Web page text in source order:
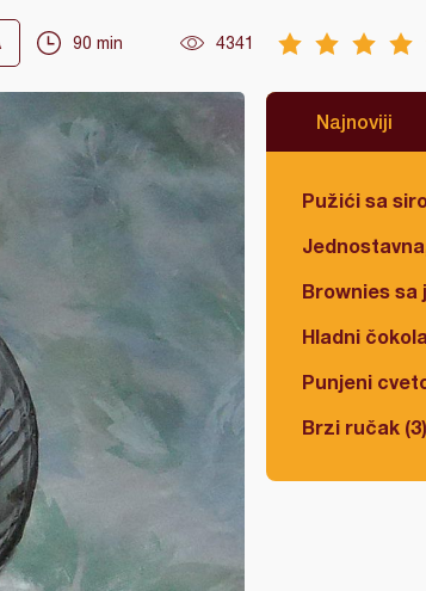
90 min 4341
Najnoviji
Pužići sa
Brownies sa
Hladni
Punjeni
Brzi ručak (3)